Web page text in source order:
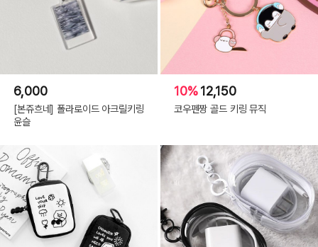
6,000
[본쥬흐네] 폴라로이드 아크릴키링
윤슬
10%12,150
코우펜짱 골드 키링 뮤직